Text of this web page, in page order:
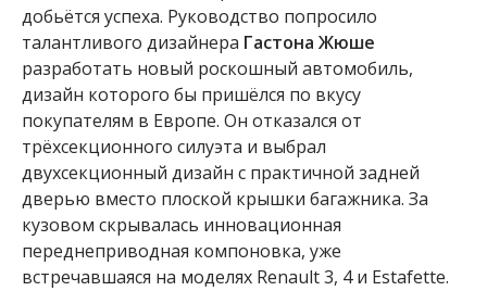
добьётся успеха. Руководство попросило
талантливого дизайнера Гастона Жюше
разработать новый роскошный автомобиль,
дизайн которого бы пришёлся по вкусу
покупателям в Европе. Он отказался от
трёхсекционного силуэта и выбрал
двухсекционный дизайн с практичной задней
дверью вместо плоской крышки багажника. За
кузовом скрывалась инновационная
переднеприводная компоновка, уже
встречавшаяся на моделях Renault 3, 4 и Estafette.